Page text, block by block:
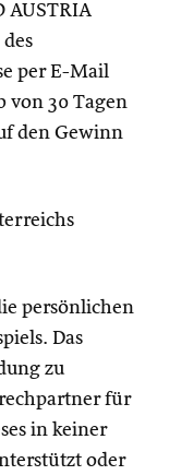
AUSTRIA
per E-Mail
von 30 Tagen
den Gewinn
persönlichen
Das
zu
für
in keiner
oder